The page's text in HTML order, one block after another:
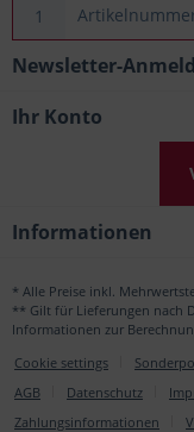
Newsletter-
Ihr Konto
Informationen
* Alle Preise inkl.
** Gilt für Lieferungen nach
Informationen zur
Cookie settings
AGB
Datenschutz
Zahlungsinformationen